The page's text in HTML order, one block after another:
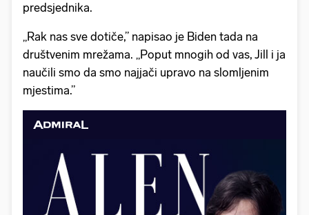
predsjednika.
„Rak nas sve dotiče,” napisao je Biden tada na
društvenim mrežama. „Poput mnogih od vas, Jill i ja
naučili smo da smo najjači upravo na slomljenim
mjestima.”